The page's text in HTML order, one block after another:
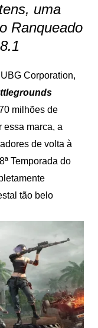
uma
Ranqueado
Corporation,
milhões de
essa marca, a
de volta à
Temporada do
tão belo